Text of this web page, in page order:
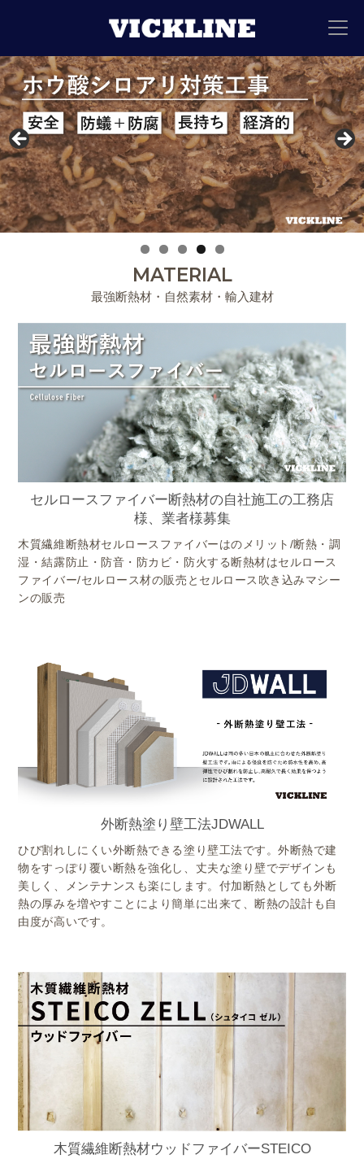
MATERIAL
最強断熱材・自然素材・輸入建材
セルロースファイバー断熱材の自社施工の工務店
様、業者様募集
木質繊維断熱材セルロースファイバーはのメリット/断熱・調
湿・結露防止・防音・防カビ・防火する断熱材はセルロース
ファイバー/セルロース材の販売とセルロース吹き込みマシー
ンの販売
外断熱塗り壁工法JDWALL
ひび割れしにくい外断熱できる塗り壁工法です。外断熱で建
物をすっぽり覆い断熱を強化し、丈夫な塗り壁でデザインも
美しく、メンテナンスも楽にします。付加断熱としても外断
熱の厚みを増やすことにより簡単に出来て、断熱の設計も自
由度が高いです。
木質繊維断熱材ウッドファイバーSTEICO